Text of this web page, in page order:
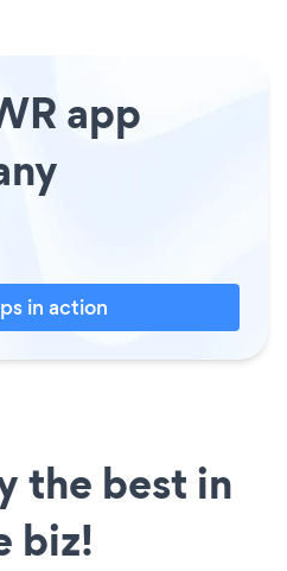
app
in action
the best in
biz!